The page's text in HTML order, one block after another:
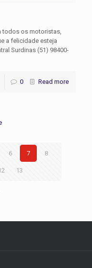
todos os motoristas,
a felicidade esteja
Surdinas (51) 98400-
0 Read more
6 7 8
13